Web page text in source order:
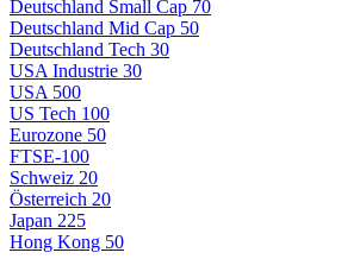
Deutschland Small Cap 70
Deutschland Mid Cap 50
Deutschland Tech 30
USA Industrie 30
USA 500
US Tech 100
Eurozone 50
FTSE-100
Schweiz 20
Österreich 20
Japan 225
Hong Kong 50